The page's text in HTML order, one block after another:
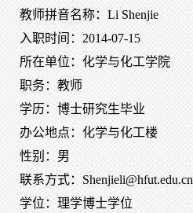
教师拼音名称：Li Shenjie
入职时间：2014-07-15
所在单位：化学与化工学院
职务：教师
学历：博士研究生毕业
办公地点：化学与化工楼
性别：男
联系方式：Shenjieli@hfut.edu.cn
学位：理学博士学位